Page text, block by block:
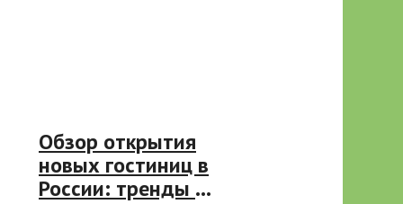
Обзор открытия
новых гостиниц в
России: тренды и